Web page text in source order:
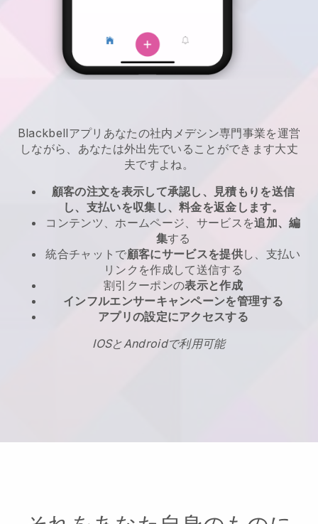
Blackbellアプリ あなたの社内メデシン専門事業を運営
しながら、あなたは外出先でいることができます大丈
夫ですよね。
顧客の注文を表示して承認し、見積もりを送信
し、支払いを収集し、料金を返金します。
コンテンツ、ホームページ、サービスを追加、編
集する
統合チャットで顧客にサービスを提供し、支払い
リンクを作成して送信する
割引クーポンの表示と作成
インフルエンサーキャンペーンを管理する
アプリの設定にアクセスする
IOSとAndroidで利用可能